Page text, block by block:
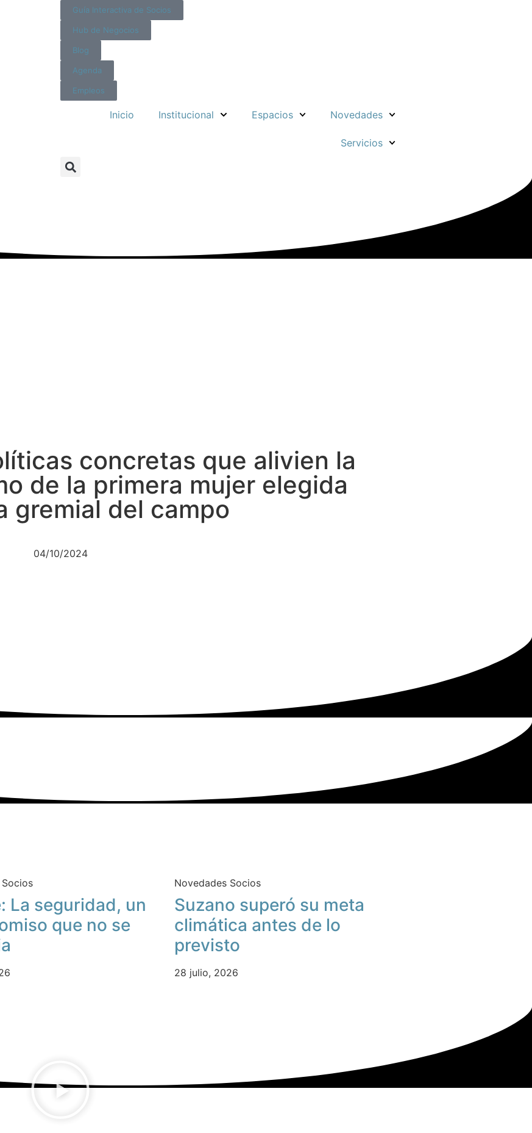
Guía Interactiva de Socios
Hub de Negocios
Blog
Agenda
Empleos
Inicio Institucional Espacios Novedades
Servicios
concretas que alivien la
de la primera mujer elegida
gremial del campo
04/10/2024
La seguridad, un
que no se
Novedades Socios
Suzano superó su meta
climática antes de lo
previsto
28 julio, 2026